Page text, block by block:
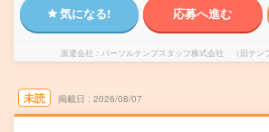
気になる! 応募へ進む
派遣会社 パーソルテンプスタッフ株式会社 （旧テン
未読 掲載日 2026/08/07